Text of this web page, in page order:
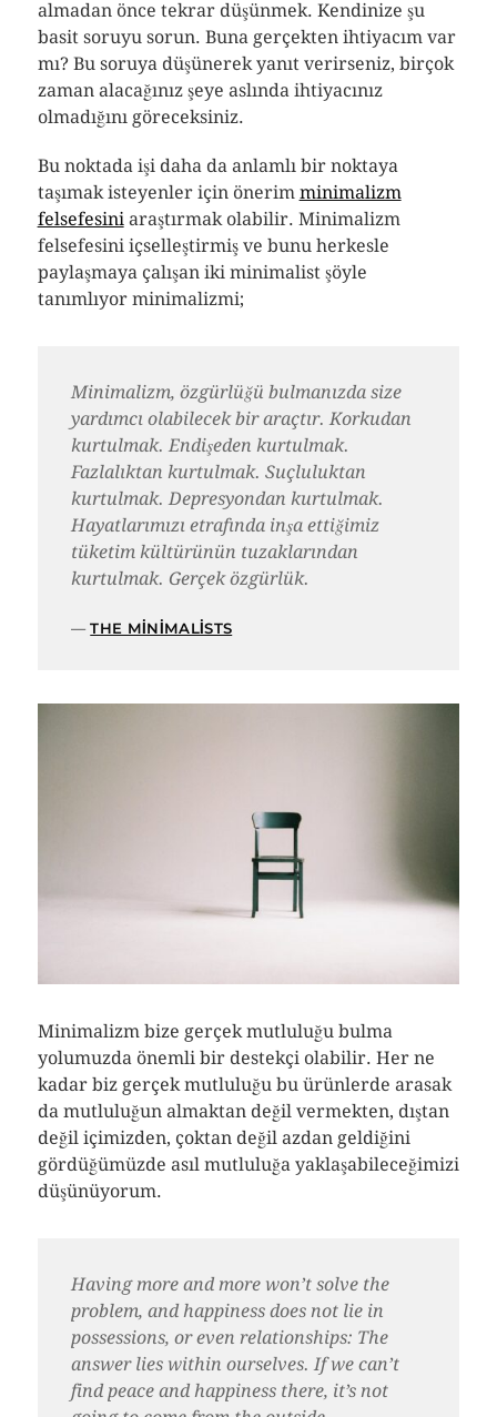
almadan önce tekrar düşünmek. Kendinize şu
basit soruyu sorun. Buna gerçekten ihtiyacım var
mı? Bu soruya düşünerek yanıt verirseniz, birçok
zaman alacağınız şeye aslında ihtiyacınız
olmadığını göreceksiniz.
Bu noktada işi daha da anlamlı bir noktaya
taşımak isteyenler için önerim minimalizm
felsefesini araştırmak olabilir. Minimalizm
felsefesini içselleştirmiş ve bunu herkesle
paylaşmaya çalışan iki minimalist şöyle
tanımlıyor minimalizmi;
Minimalizm, özgürlüğü bulmanızda size
yardımcı olabilecek bir araçtır. Korkudan
kurtulmak. Endişeden kurtulmak.
Fazlalıktan kurtulmak. Suçluluktan
kurtulmak. Depresyondan kurtulmak.
Hayatlarımızı etrafında inşa ettiğimiz
tüketim kültürünün tuzaklarından
kurtulmak. Gerçek özgürlük.
THE MINIMALISTS
Minimalizm bize gerçek mutluluğu bulma
yolumuzda önemli bir destekçi olabilir. Her ne
kadar biz gerçek mutluluğu bu ürünlerde arasak
da mutluluğun almaktan değil vermekten, dıştan
değil içimizden, çoktan değil azdan geldiğini
gördüğümüzde asıl mutluluğa yaklaşabileceğimizi
düşünüyorum.
Having more and more won’t solve the
problem, and happiness does not lie in
possessions, or even relationships: The
answer lies within ourselves. If we can’t
find peace and happiness there, it’s not